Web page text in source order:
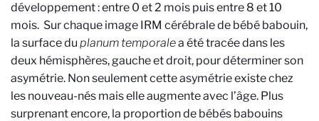
développement : entre 0 et 2 mois puis entre 8 et 10
mois. Sur chaque image IRM cérébrale de bébé babouin,
la surface du planum temporalea été tracée dans les
deux hémisphères, gauche et droit, pour déterminer son
asymétrie. Non seulement cette asymétrie existe chez
les nouveau-nés mais elle augmente avec l’âge. Plus
surprenant encore, la proportion de bébés babouins